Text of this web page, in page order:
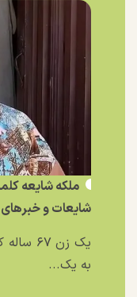
شایعات و
یک زن
به یک...